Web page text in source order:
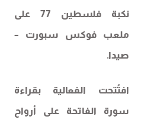
نكبة فلسطين 77 على
ملعب فوكس سبورت –
صيدا.
افتُتحت الفعالية بقراءة
سورة الفاتحة على أرواح